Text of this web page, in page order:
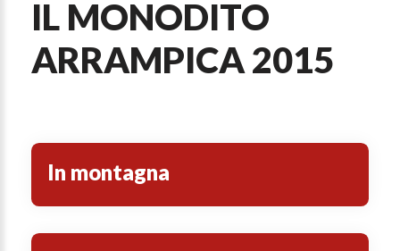
IL MONODITO
ARRAMPICA 2015
In montagna